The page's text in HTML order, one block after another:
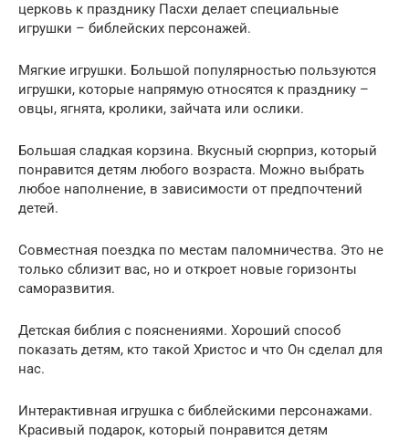
церковь к празднику Пасхи делает специальные
игрушки – библейских персонажей.
Мягкие игрушки. Большой популярностью пользуются
игрушки, которые напрямую относятся к празднику –
овцы, ягнята, кролики, зайчата или ослики.
Большая сладкая корзина. Вкусный сюрприз, который
понравится детям любого возраста. Можно выбрать
любое наполнение, в зависимости от предпочтений
детей.
Совместная поездка по местам паломничества. Это не
только сблизит вас, но и откроет новые горизонты
саморазвития.
Детская библия с пояснениями. Хороший способ
показать детям, кто такой Христос и что Он сделал для
нас.
Интерактивная игрушка с библейскими персонажами.
Красивый подарок, который понравится детям